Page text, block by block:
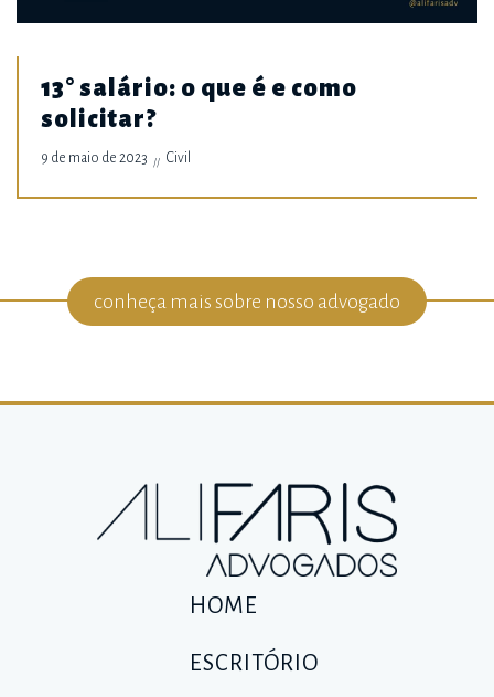
13° salário: o que é e como
solicitar?
9 de maio de 2023 Civil
conheça mais sobre nosso advogado
HOME
ESCRITÓRIO